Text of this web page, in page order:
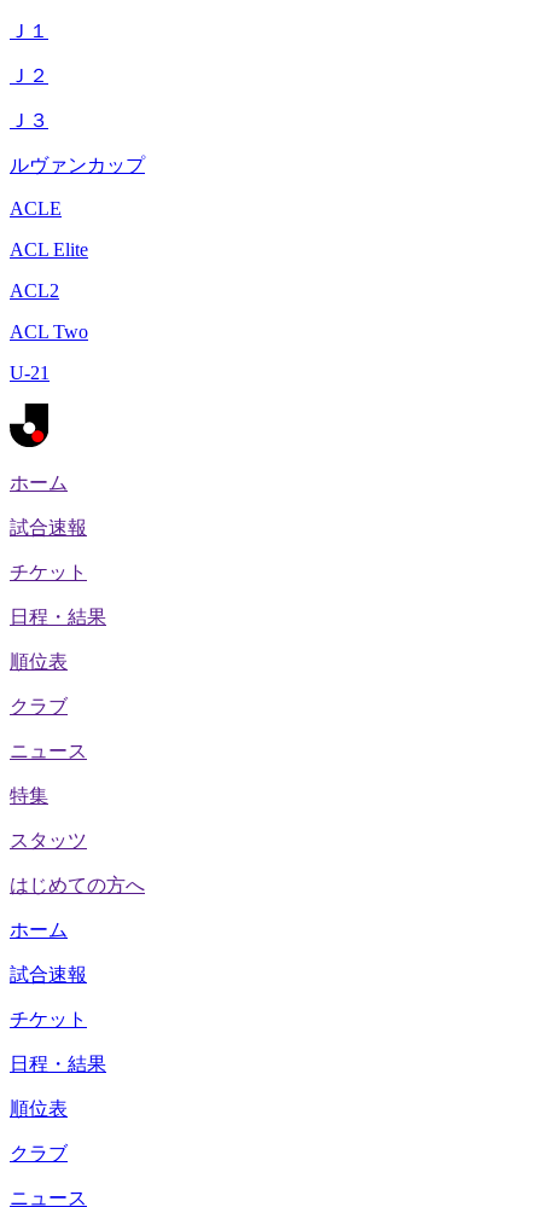
Ｊ１
Ｊ２
Ｊ３
ルヴァンカップ
ACLE
ACL Elite
ACL2
ACL Two
U-21
ホーム
試合速報
チケット
日程・結果
順位表
クラブ
ニュース
特集
スタッツ
はじめての方へ
ホーム
試合速報
チケット
日程・結果
順位表
クラブ
ニュース